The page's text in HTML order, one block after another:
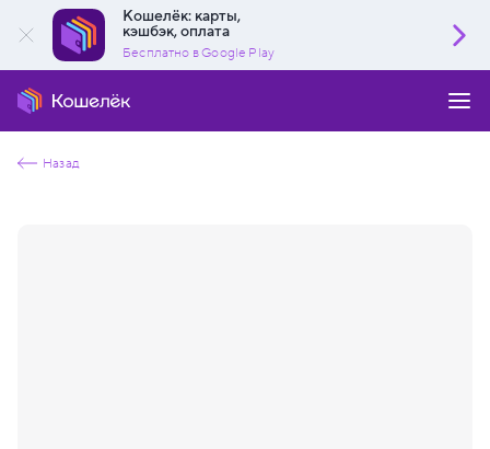
Кошелёк: карты,
кэшбэк, оплата
Бесплатно в Google Play
Назад